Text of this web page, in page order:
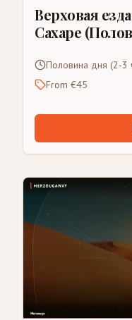
Верховая
Сахаре
Половина дня (2-3
From €45